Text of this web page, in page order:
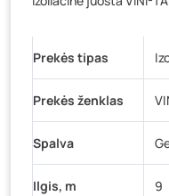
K. Donelaičio g.
Šaltupės g. 64,
Prekės tipas
Prekės ženklas
Spalva
Ilgis, m 9